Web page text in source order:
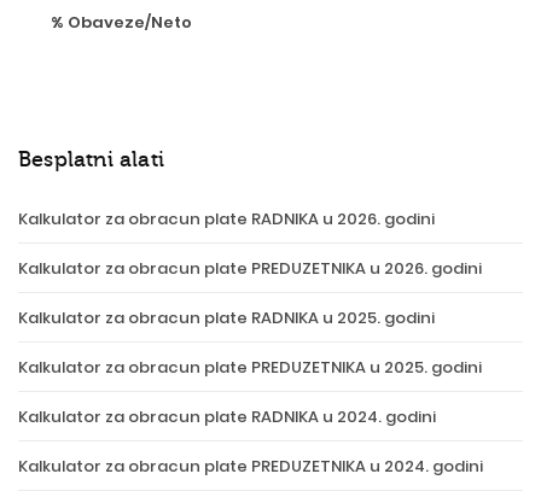
% Obaveze/Neto
Besplatni alati
Kalkulator za obracun plate RADNIKA u 2026. godini
Kalkulator za obracun plate PREDUZETNIKA u 2026. godini
Kalkulator za obracun plate RADNIKA u 2025. godini
Kalkulator za obracun plate PREDUZETNIKA u 2025. godini
Kalkulator za obracun plate RADNIKA u 2024. godini
Kalkulator za obracun plate PREDUZETNIKA u 2024. godini